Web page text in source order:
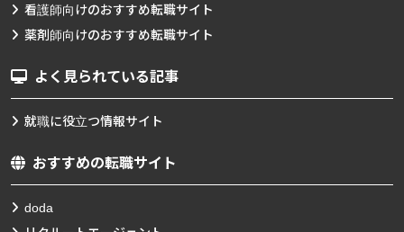
看護師向けのおすすめ転職サイト
薬剤師向けのおすすめ転職サイト
よく見られている記事
就職に役立つ情報サイト
おすすめの転職サイト
doda